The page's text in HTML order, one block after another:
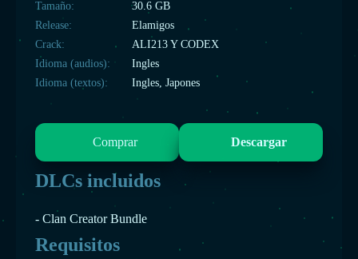
Tamaño:
30.6 GB
Release:
Elamigos
Crack:
ALI213 Y CODEX
Idioma (audios):
Ingles
Idioma (textos):
Ingles, Japones
Comprar Descargar
DLCs incluidos
- Clan Creator Bundle
Requisitos